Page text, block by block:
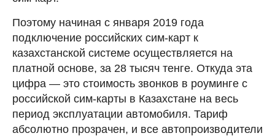
Поэтому начиная с января 2019 года
подключение российских сим-карт к
казахстанской системе осуществляется на
платной основе, за 28 тысяч тенге. Откуда эта
цифра — это стоимость звонков в роуминге с
российской сим-карты в Казахстане на весь
период эксплуатации автомобиля. Тариф
абсолютно прозрачен, и все автопроизводители